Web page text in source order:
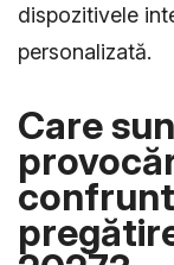
dispozitivele
personalizată.
Care